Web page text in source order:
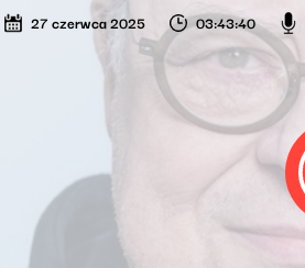
27 czerwca 2025 03:43:40